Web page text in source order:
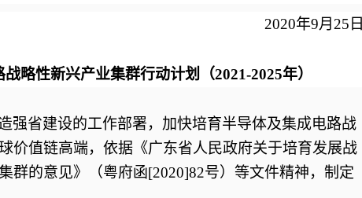
2020年9月25日
略性新兴产业集群行动计划（2021-2025年）
强省建设的工作部署，加快培育半导体及集成电路战
价值链高端，依据《广东省人民政府关于培育发展战
群的意见》（粤府函[2020]82号）等文件精神，制定